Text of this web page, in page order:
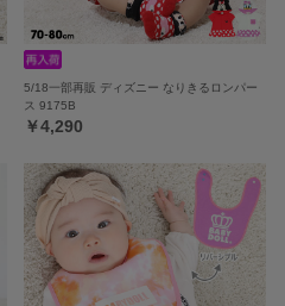
5/18一部再販 ディズニー なりきるロンパー
ス 9175B
￥4,290